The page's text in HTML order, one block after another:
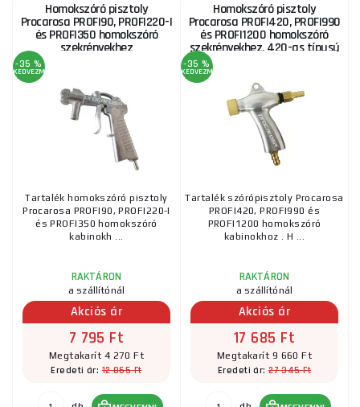
Homokszóró pisztoly
Procarosa PROFI90, PROFI220-I
és PROFI350 homokszóró
szekrényekhez
-35 %
KEDVEZMÉNY
Tartalék homokszóró pisztoly
Procarosa PROFI90, PROFI220-I
és PROFI350 homokszóró
kabinokh ...
RAKTÁRON
a szállítónál
Akciós ár
7 795 Ft
Megtakarít 4 270 Ft
Eredeti ár:12 065 Ft
Homokszóró pisztoly
Procarosa PROFI420, PROFI990
és PROFI1200 homokszóró
szekrényekhez, 420-as típusú
-35 %
KEDVEZMÉNY
Tartalék szórópisztoly Procarosa
PROFI420, PROFI990 és
PROFI1200 homokszóró
kabinokhoz . H ...
RAKTÁRON
a szállítónál
Akciós ár
17 685 Ft
Megtakarít 9 660 Ft
Eredeti ár:27 345 Ft